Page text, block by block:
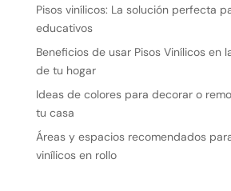
Pisos vinílicos: La solución perfecta
educativos
Beneficios de usar Pisos Vinílicos en
de tu hogar
Ideas de colores para decorar o
tu casa
Áreas y espacios recomendados
vinílicos en rollo